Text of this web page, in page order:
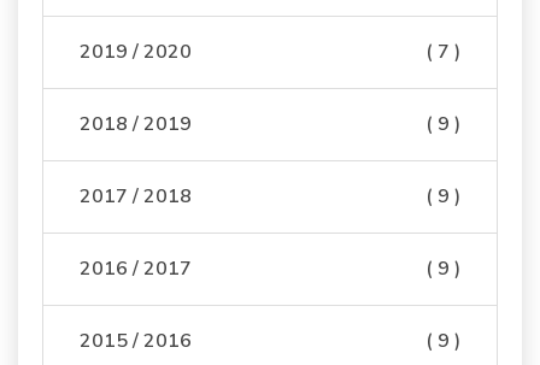
2019 / 2020 ( 7 )
2018 / 2019 ( 9 )
2017 / 2018 ( 9 )
2016 / 2017 ( 9 )
2015 / 2016 ( 9 )